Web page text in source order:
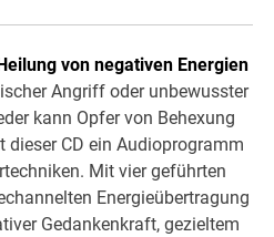
von negativen Energien
Angriff oder unbewusster
kann Opfer von Behexung
CD ein Audioprogramm
Mit vier geführten
Energieübertragung
Gedankenkraft, gezieltem